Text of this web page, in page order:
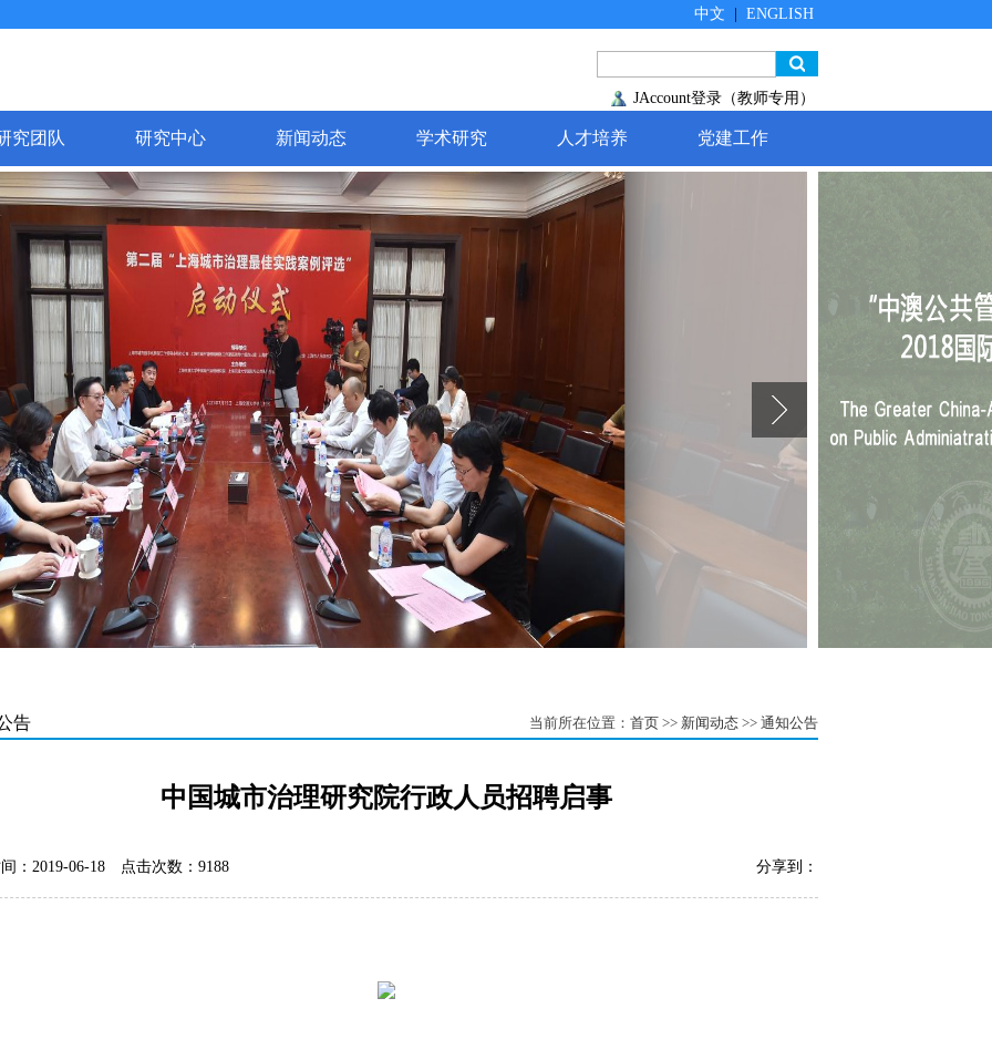
中文 ENGLISH
JAccount登录（教师专用）
究团队 研究中心 新闻动态 学术研究 人才培养 党建工作
告 当前所在位置： 首页 >> 新闻动态 >> 通知公告
中国城市治理研究院行政人员招聘启事
：2019-06-18 点击次数：9188 分享到：